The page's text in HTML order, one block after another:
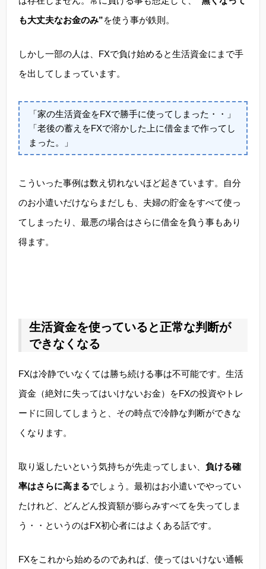
も大丈夫なお金のみ”を使う事が鉄則。
しかし一部の人は、FXで負け始めると生活資金にまで手
を出してしまっています。
「家の生活資金をFXで勝手に使ってしまった・・」
「老後の蓄えをFXで溶かした上に借金まで作ってし
まった。」
こういった事例は数え切れないほど起きています。自分
のお小遣いだけならまだしも、夫婦の貯金をすべて使っ
てしまったり、最悪の場合はさらに借金を負う事もあり
得ます。
生活資金を使っていると正常な判断が
できなくなる
FXは冷静でいなくては勝ち続ける事は不可能です。生活
資金（絶対に失ってはいけないお金）をFXの投資やトレ
ードに回してしまうと、その時点で冷静な判断ができな
くなります。
取り返したいという気持ちが先走ってしまい、 負ける確
率はさらに高まるでしょう。最初はお小遣いでやってい
たけれど、どんどん投資額が膨らみすべてを失ってしま
う・・というのはFX初心者にはよくある話です。
FXをこれから始めるのであれば、使ってはいけない通帳